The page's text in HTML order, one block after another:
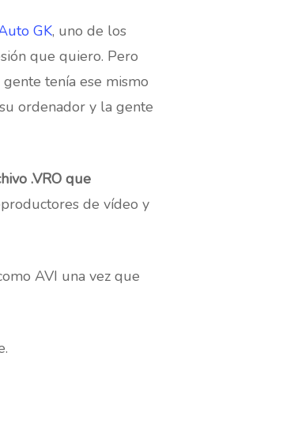
GK, uno de los
que quiero. Pero
tenía ese mismo
ordenador y la gente
.VRO que
de vídeo y
AVI una vez que